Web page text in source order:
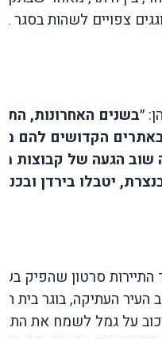
צפויים לשהות בסגר
״בשנים האחרונות,
הקדושים להם
הגעה של קבוצות
יטבלו בירדן
סרטון שהפיק
העתיקה, בוגר בית
על גמל לשמח את